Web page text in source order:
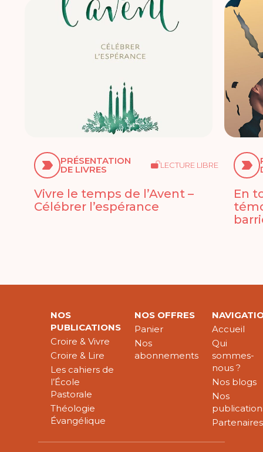
PRÉSENTATION
DE LIVRES LECTURE LIBRE
Vivre le temps de l’Avent –
Célébrer l’espérance
En
NOS
PUBLICATIONS
Croire & Vivre
Croire & Lire
Les cahiers de
l’École
Pastorale
Théologie
Évangélique
NOS OFFRES
Panier
Nos
abonnements
Accueil
Qui
sommes-
nous ?
Nos blogs
Nos
Partenaires